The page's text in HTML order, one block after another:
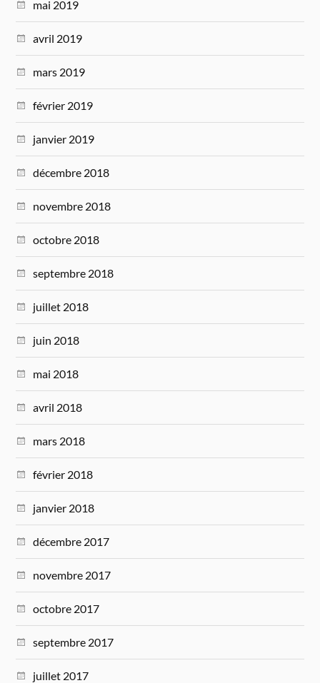
mai 2019
avril 2019
mars 2019
février 2019
janvier 2019
décembre 2018
novembre 2018
octobre 2018
septembre 2018
juillet 2018
juin 2018
mai 2018
avril 2018
mars 2018
février 2018
janvier 2018
décembre 2017
novembre 2017
octobre 2017
septembre 2017
juillet 2017